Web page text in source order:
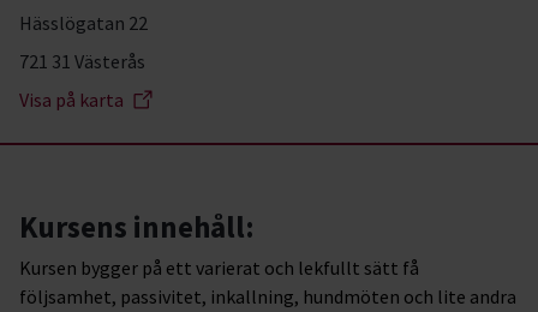
Hässlögatan 22
721 31 Västerås
Visa på karta
Kursens innehåll:
Kursen bygger på ett varierat och lekfullt sätt få
följsamhet, passivitet, inkallning, hundmöten och lite andra